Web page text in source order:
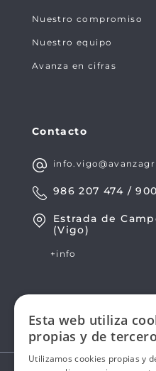
Nuestro compromiso
Nuestro equipo
Avanza en cifras
Contacto
986 207 474 /
Estrada de
(Vigo)
+info
Esta web utiliza
propias y de
Utilizamos cookies propias y